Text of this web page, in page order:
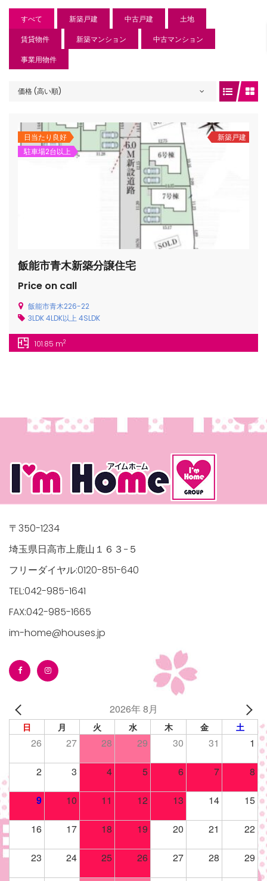
すべて 新築戸建 中古戸建
土地
賃貸物件
新築マンション
中古マンション
事業用物件
価格 (高い順)
日当たり良好
駐車場2台以上
新築戸建
飯能市青木新築分譲住宅
Price on call
飯能市青木226-22
3LDK4LDK以上 4SLDK
101.85 m2
top-
manager/wp-
top-
manager/wp-
top-
〒350-1234
埼玉県日高市上鹿山１６３−５
フリーダイヤル:0120-851-640
TEL:042-985-1641
FAX:042-985-1665
im-home@houses.jp
2026年 8月
日 月 火 水 木 金 土
26 27 28 29 30 31 1
2 3 4 5 6 7 8
9 10 11 12 13 14 15
16 17 18 19 20 21 22
23 24 25 26 27 28 29